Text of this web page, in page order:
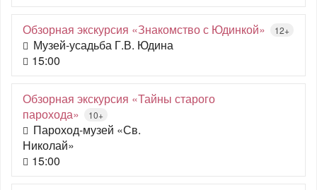
Обзорная экскурсия «Знакомство с Юдинкой» 12+
Музей-усадьба Г.В. Юдина
15:00
Обзорная экскурсия «Тайны старого
парохода»
10+
Пароход-музей «Св.
Николай»
15:00